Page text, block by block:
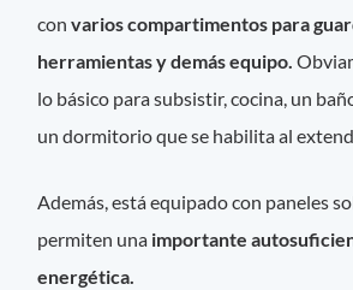
convarios compartimentos para
herramientas y demás equipo.
lo básico para subsistir, cocina, un
un dormitorio que se habilita al
Además, está equipado con paneles
permiten una importante
energética.